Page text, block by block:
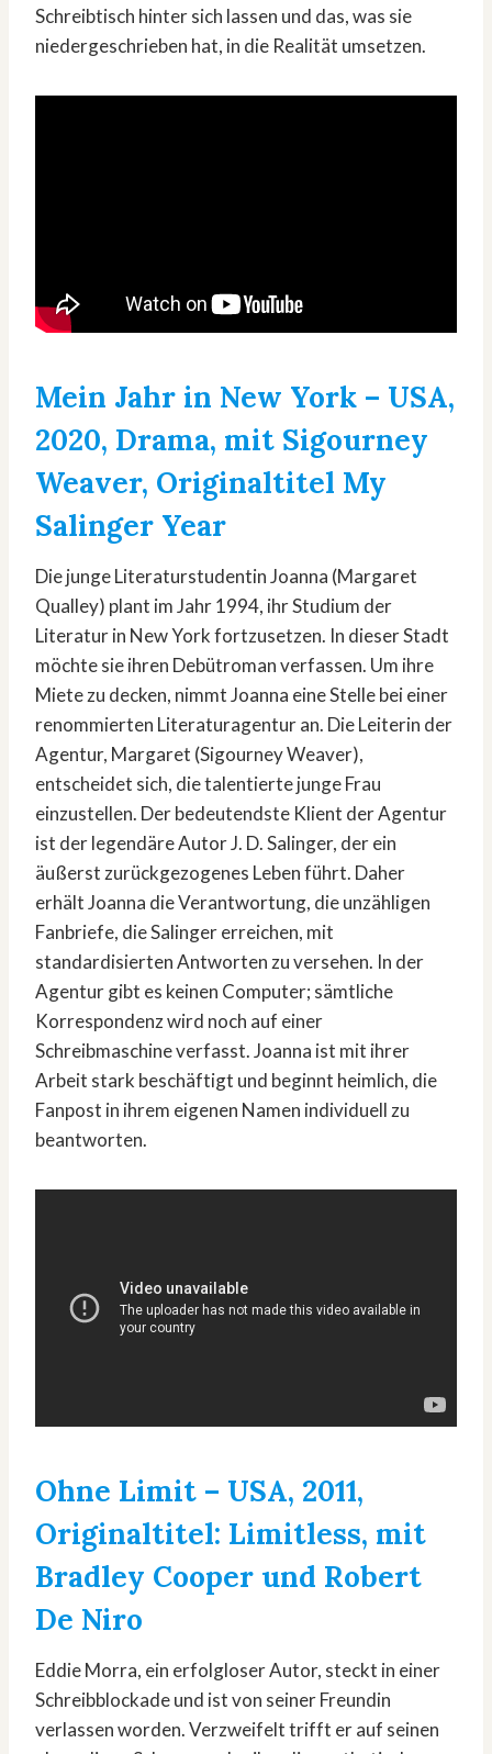
Schreibtisch hinter sich lassen und das, was sie
niedergeschrieben hat, in die Realität umsetzen.
Mein Jahr in New York – USA,
2020, Drama, mit Sigourney
Weaver, Originaltitel My
Salinger Year
Die junge Literaturstudentin Joanna (Margaret
Qualley) plant im Jahr 1994, ihr Studium der
Literatur in New York fortzusetzen. In dieser Stadt
möchte sie ihren Debütroman verfassen. Um ihre
Miete zu decken, nimmt Joanna eine Stelle bei einer
renommierten Literaturagentur an. Die Leiterin der
Agentur, Margaret (Sigourney Weaver),
entscheidet sich, die talentierte junge Frau
einzustellen. Der bedeutendste Klient der Agentur
ist der legendäre Autor J. D. Salinger, der ein
äußerst zurückgezogenes Leben führt. Daher
erhält Joanna die Verantwortung, die unzähligen
Fanbriefe, die Salinger erreichen, mit
standardisierten Antworten zu versehen. In der
Agentur gibt es keinen Computer; sämtliche
Korrespondenz wird noch auf einer
Schreibmaschine verfasst. Joanna ist mit ihrer
Arbeit stark beschäftigt und beginnt heimlich, die
Fanpost in ihrem eigenen Namen individuell zu
beantworten.
Ohne Limit – USA, 2011,
Originaltitel: Limitless, mit
Bradley Cooper und Robert
De Niro
Eddie Morra, ein erfolgloser Autor, steckt in einer
Schreibblockade und ist von seiner Freundin
verlassen worden. Verzweifelt trifft er auf seinen